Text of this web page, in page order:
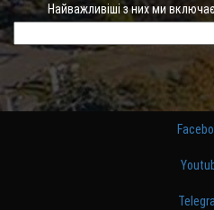
Найважливіші з них ми